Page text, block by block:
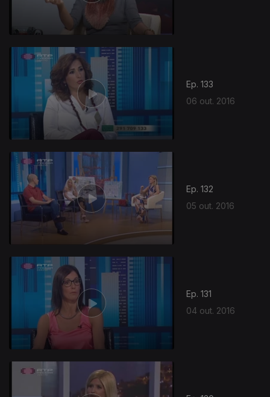
Ep. 133
06 out. 2016
Ep. 132
05 out. 2016
253179
Ep. 131
04 out. 2016